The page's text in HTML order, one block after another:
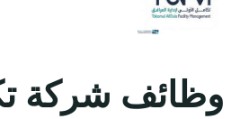
وظائف شركة